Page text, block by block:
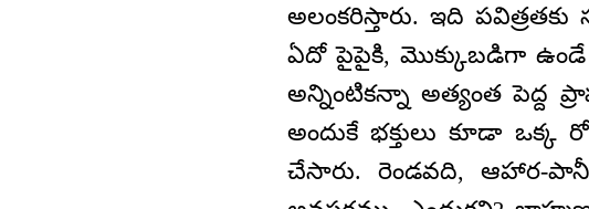
అలంకరిస్తారు. ఇది
ఏదో పైపైకి, మొక్కుబడిగా ఉండే
అన్నింటికన్నా అత్యంత పెద్ద
అందుకే భక్తులు కూడా
చేసారు. రెండవది, ఆహార-